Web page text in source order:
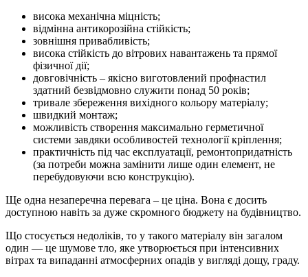
висока механічна міцність;
відмінна антикорозійна стійкість;
зовнішня привабливість;
висока стійкість до вітрових навантажень та прямої
фізичної дії;
довговічність – якісно виготовлений профнастил
здатний безвідмовно служити понад 50 років;
тривале збереження вихідного кольору матеріалу;
швидкий монтаж;
можливість створення максимально герметичної
системи завдяки особливостей технології кріплення;
практичність під час експлуатації, ремонтопридатність
(за потреби можна замінити лише один елемент, не
перебудовуючи всю конструкцію).
Ще одна незаперечна перевага – це ціна. Вона є досить
доступною навіть за дуже скромного бюджету на будівництво.
Що стосується недоліків, то у такого матеріалу він загалом
один — це шумове тло, яке утворюється при інтенсивних
вітрах та випаданні атмосферних опадів у вигляді дощу, граду.